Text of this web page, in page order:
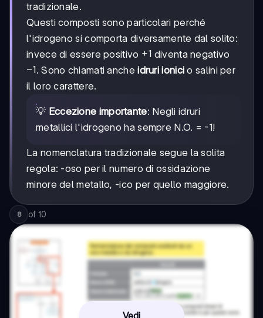
tradizionale.
Questi composti sono particolari perché
l'idrogeno si comporta diversamente dal solito:
invece di essere positivo +1
+1 diventa negativo
-1
−1. Sono chiamati ancheidruri ionici o salini per
il loro carattere.
💡 Eccezione importante: Negli idruri
metallici l'idrogeno ha sempre N.O. = -1!
La nomenclatura tradizionale segue la solita
regola: -oso per il numero di ossidazione
minore del metallo, -ico per quello maggiore.
8 of 10
Vedi